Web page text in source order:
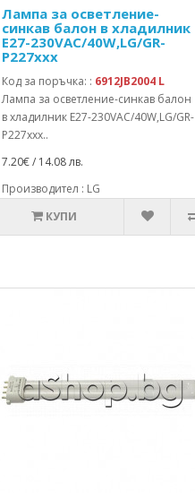
Лампа за осветление-
синкав балон в хладилник
E27-230VAC/40W,LG/GR-
P227xxx
Код за поръчка: : 6912JB2004 L
Лампа за осветление-синкав балон
в хладилник E27-230VAC/40W,LG/GR-
P227xxx..
7.20€ / 14.08 лв.
Производител : LG
КУПИ